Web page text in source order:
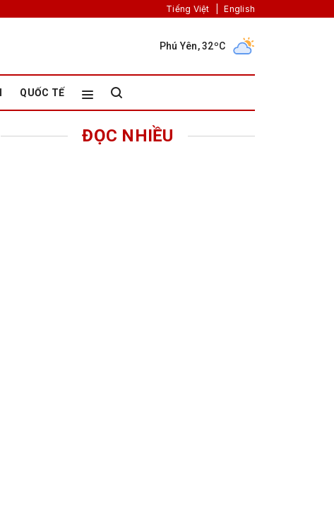
Tiếng Việt English
Phú Yên, 32ºC
QUỐC TẾ
ĐỌC NHIỀU